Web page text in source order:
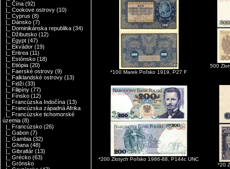
|_ Čína (92)
|_ Cookove ostrovy (10)
|_ Cyprus (8)
|_ Dánsko (7)
|_ Dominikánska republika (34)
|_ Džibutsko (12)
|_ Egypt (47)
|_ Ekvádor (19)
|_ Eritrea (11)
|_ Estónsko (18)
|_ Etiópia (20)
|_ Faerské ostrovy (9)
|_ Falklandské ostrovy (13)
|_ Fidži (33)
|_ Filipíny (77)
|_ Fínsko (12)
|_ Francúzska Indočína (13)
|_ Francúzska západná Afrika
|_ Francúzske tichomorské
územia (8)
|_ Francúzsko (26)
|_ Gabon (7)
|_ Gambia (32)
|_ Ghana (48)
|_ Gibraltár (13)
|_ Grécko (63)
|_ Grónsko
*100 Marek Poľsko 1919, P27 F
500
*200 Zlotych Poľsko 1986-88, P144c UNC
*20